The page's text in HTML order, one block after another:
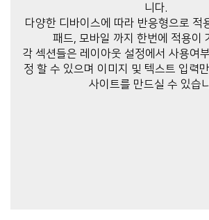
니다.
다양한 디바이스에 따라 반응형으로 적
패드, 모바일 까지 한번에 적용이
각 섹션들은 레이아웃 설정에서 사용여
정 할 수 있으며 이미지 및 텍스트 입력
사이트를 만드실 수 있습